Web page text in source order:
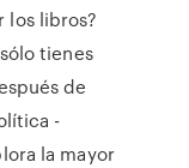
los libros?
tienes
de
-
la mayor